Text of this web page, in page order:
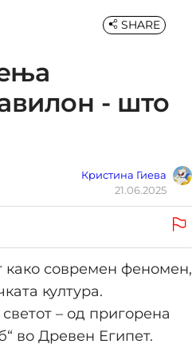
- што
Кристина Гиева
21.06.2025
SHARE
како современ феномен,
култура.
– од пригорена
во Древен Египет.